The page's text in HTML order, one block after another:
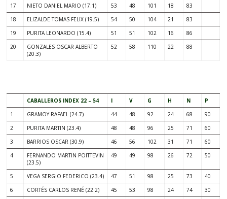
17 NIETO DANIEL MARIO (17.1) 53 48 101 18
83
18
ELIZALDE TOMAS FELIX (19.5) 54 50 104 21
83
19
PURITA LEONARDO (15.4) 51 51 102 16
86
20
GONZALES OSCAR ALBERTO
(20.3)
52 58 110 22 88
CABALLEROS INDEX 22 – 54 I V G H N
P
1
GRAMOY RAFAEL (24.7) 44 48 92 24 68
90
2
PURITA MARTIN (23.4) 48 48 96 25 71
60
3
BARRIOS OSCAR (30.9) 46 56 102 31 71
60
4
FERNANDO MARTIN POITTEVIN
(23.5)
49 49 98 26 72 50
5 VEGA SERGIO FEDERICO (23.4) 47 51 98 25 73
40
6
CORTÉS CARLOS RENÉ (22.2) 45 53 98 24 74
30